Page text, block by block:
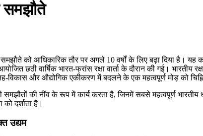
समझौते
समझौते को आधिकारिक तौर पर अगले 10 वर्षों के लिए बढ़ा दिया
छठी वार्षिक भारत-फ्रांस रक्षा वार्ता के दौरान की गई।
विकास और औद्योगिक एकीकरण में बदलने के एक महत्वपूर्ण मोड़ को
की नींव के रूप में कार्य करता है, जिनमें सबसे महत्वपूर्ण
दर्शाता है।
उद्यम